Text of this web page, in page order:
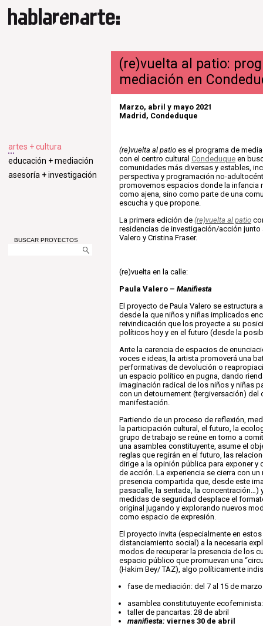
artes + cultura
educación + mediación
asesoría + investigación
BUSCAR PROYECTOS
(re)vuelta al patio:
mediación en
Marzo, abril y mayo 2021
Madrid, Condeduque
(re)vuelta al patio es el programa de
con el centro cultural Condeduque en
comunidades más diversas y estables,
perspectiva y programación no-
promovemos espacios donde la infancia
como ajena, sino como parte de una
escucha y que propone.
La primera edición de (re)vuelta al patio
residencias de investigación/acción junto
Valero y Cristina Fraser.
(re)vuelta en la calle:
Paula Valero – Manifiesta
El proyecto de Paula Valero se estructura
desde la que niños y niñas implicados
reivindicación que los proyecte a su
políticos hoy y en el futuro (desde la
Ante la carencia de espacios de
voces e ideas, la artista promoverá una
performativas de devolución o
un espacio político en pugna, dando
imaginación radical de los niños y niñas
con un detournement (tergiversación) del
manifestación.
Partiendo de un proceso de reflexión,
la participación cultural, el futuro, la
grupo de trabajo se reúne en torno a
una asamblea constituyente, asume el
reglas que regirán en el futuro, las
dirige a la opinión pública para exponer y
de acción. La experiencia se cierra con
presencia compartida que, desde este
pasacalle, la sentada, la concentración…)
medidas de seguridad desplace el
original jugando y explorando nuevos
como espacio de expresión.
El proyecto invita (especialmente en
distanciamiento social) a la necesaria
modos de recuperar la presencia de los
espacio público que promuevan una
(Hakim Bey/ TAZ), algo políticamente
fase de mediación: del 7 al 15 de marzo
asamblea constitutuyente
taller de pancartas: 28 de abril
manifiesta: viernes 30 de abril